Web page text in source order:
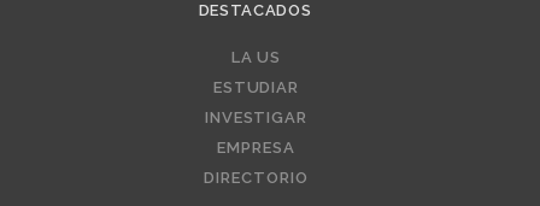
DESTACADOS
LA US
ESTUDIAR
INVESTIGAR
EMPRESA
DIRECTORIO